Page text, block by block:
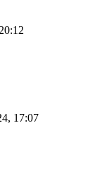
17:07